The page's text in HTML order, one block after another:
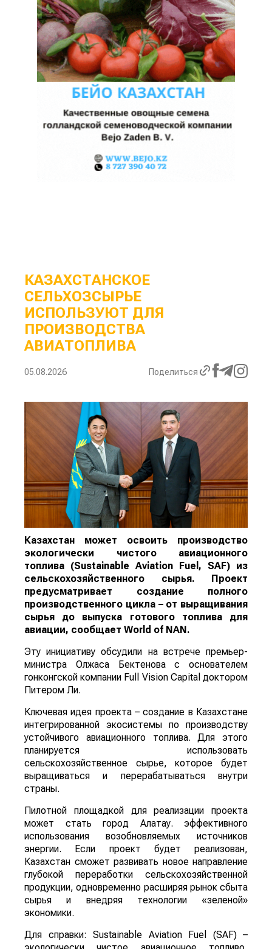
КАЗАХСТАНСКОЕ
СЕЛЬХОЗСЫРЬЕ
ИСПОЛЬЗУЮТ ДЛЯ
ПРОИЗВОДСТВА
АВИАТОПЛИВА
05.08.2026 Поделиться
Казахстан может освоить производство
экологически чистого авиационного
топлива (Sustainable Aviation Fuel, SAF) из
сельскохозяйственного сырья. Проект
предусматривает создание полного
производственного цикла – от выращивания
сырья до выпуска готового топлива для
авиации, сообщает World of NAN.
Эту инициативу обсудили на встрече премьер-
министра Олжаса Бектенова с основателем
гонконгской компании Full Vision Capital доктором
Питером Ли.
Ключевая идея проекта – создание в Казахстане
интегрированной экосистемы по производству
устойчивого авиационного топлива. Для этого
планируется использовать
сельскохозяйственное сырье, которое будет
выращиваться и перерабатываться внутри
страны.
Пилотной площадкой для реализации проекта
может стать город Алатау. эффективного
использования возобновляемых источников
энергии. Если проект будет реализован,
Казахстан сможет развивать новое направление
глубокой переработки сельскохозяйственной
продукции, одновременно расширяя рынок сбыта
сырья и внедряя технологии «зеленой»
экономики.
Для справки: Sustainable Aviation Fuel (SAF) –